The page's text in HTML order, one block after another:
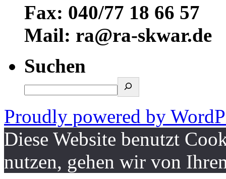
Fax: 040/77 18 66 57
Mail: ra@ra-skwar.de
Suchen
Proudly powered by
Diese Website benutzt
nutzen, gehen wir von